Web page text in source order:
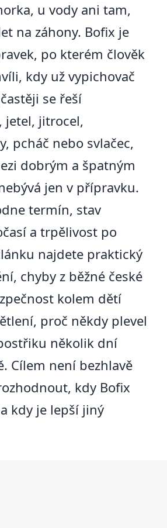
u vody ani tam,
na záhony. Bofix je
po kterém člověk
kdy už vypichovač
se řeší
jetel, jitrocel,
pcháč nebo svlačec,
dobrým a špatným
jen v přípravku.
termín, stav
a trpělivost po
najdete praktický
chyby z běžné české
kolem dětí
proč někdy plevel
několik dní
Cílem není bezhlavě
kdy Bofix
kdy je lepší jiný